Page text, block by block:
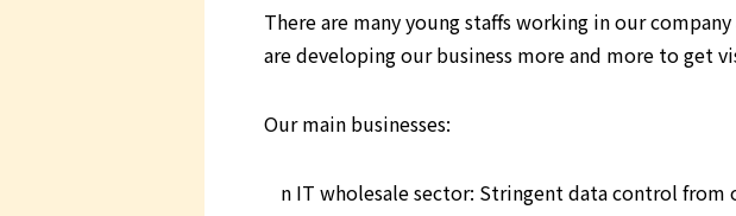
There are many young staffs working in our
are developing our business more and more to get
Our main businesses:
n IT wholesale sector: Stringent data control from